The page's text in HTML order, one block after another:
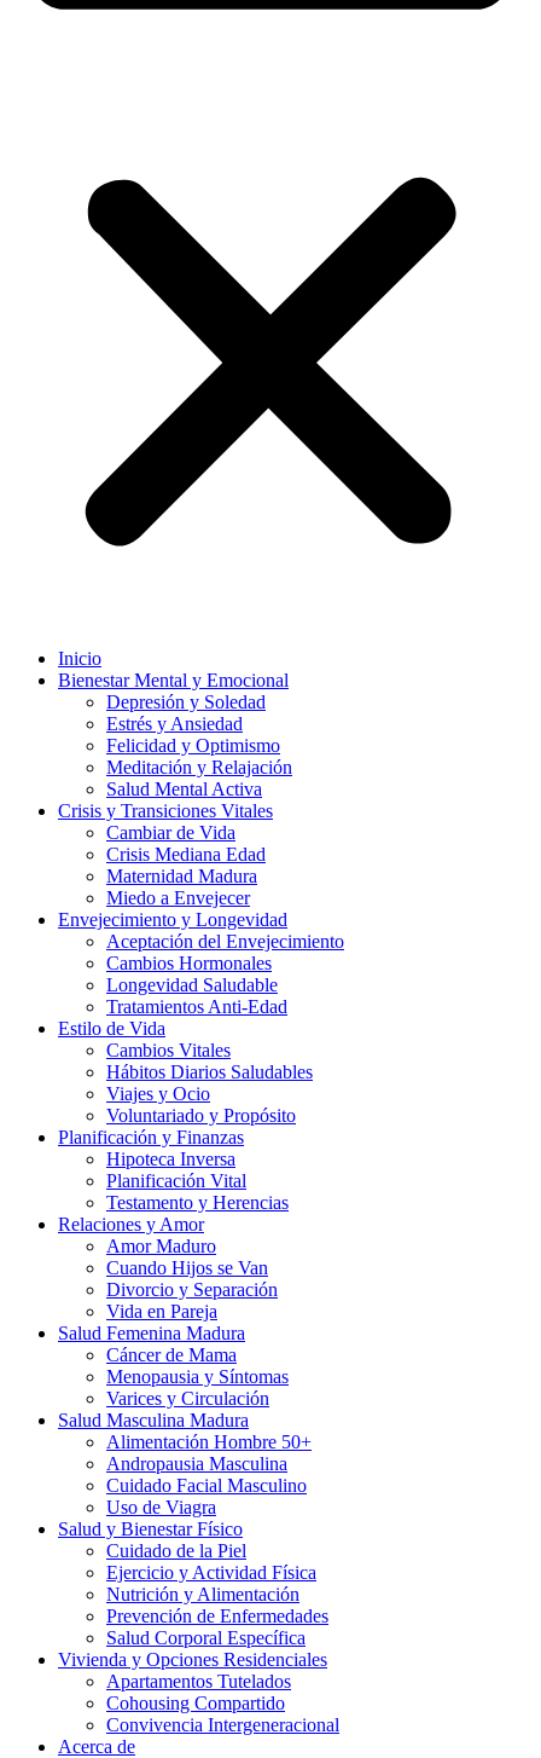
Inicio
Bienestar Mental y Emocional
Depresión y Soledad
Estrés y Ansiedad
Felicidad y Optimismo
Meditación y Relajación
Salud Mental Activa
Crisis y Transiciones Vitales
Cambiar de Vida
Crisis Mediana Edad
Maternidad Madura
Miedo a Envejecer
Envejecimiento y Longevidad
Aceptación del Envejecimiento
Cambios Hormonales
Longevidad Saludable
Tratamientos Anti-Edad
Estilo de Vida
Cambios Vitales
Hábitos Diarios Saludables
Viajes y Ocio
Voluntariado y Propósito
Planificación y Finanzas
Hipoteca Inversa
Planificación Vital
Testamento y Herencias
Relaciones y Amor
Amor Maduro
Cuando Hijos se Van
Divorcio y Separación
Vida en Pareja
Salud Femenina Madura
Cáncer de Mama
Menopausia y Síntomas
Varices y Circulación
Salud Masculina Madura
Alimentación Hombre 50+
Andropausia Masculina
Cuidado Facial Masculino
Uso de Viagra
Salud y Bienestar Físico
Cuidado de la Piel
Ejercicio y Actividad Física
Nutrición y Alimentación
Prevención de Enfermedades
Salud Corporal Específica
Vivienda y Opciones Residenciales
Apartamentos Tutelados
Cohousing Compartido
Convivencia Intergeneracional
Acerca de